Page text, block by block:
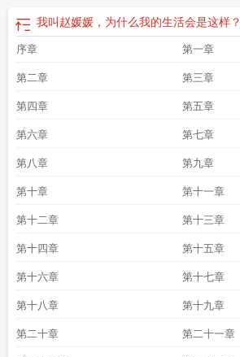
我叫赵媛媛，为什么我的生活会是这样？
序章 第一章
第二章 第三章
第四章 第五章
第六章 第七章
第八章 第九章
第十章 第十一章
第十二章 第十三章
第十四章 第十五章
第十六章 第十七章
第十八章 第十九章
第二十章 第二十一章